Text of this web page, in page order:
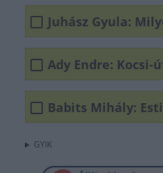
Juhász Gyula:
Ady Endre: Kocsi-
Babits Mihály:
GYIK